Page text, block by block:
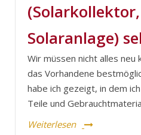
Solaranlage)
Wir müssen nicht alles neu
das Vorhandene
habe ich gezeigt, in dem
Teile und
Weiterlesen